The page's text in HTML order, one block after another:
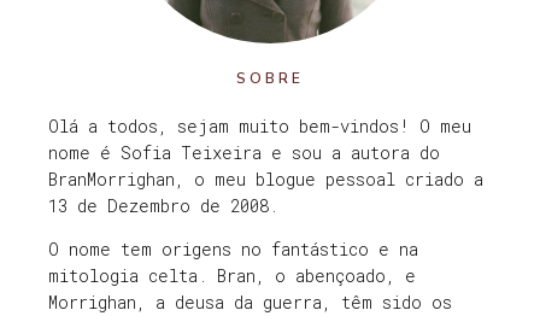
SOBRE
Olá a todos, sejam muito bem-vindos! O meu
nome é Sofia Teixeira e sou a autora do
BranMorrighan, o meu blogue pessoal criado a
13 de Dezembro de 2008.
O nome tem origens no fantástico e na
mitologia celta. Bran, o abençoado, e
Morrighan, a deusa da guerra, têm sido os